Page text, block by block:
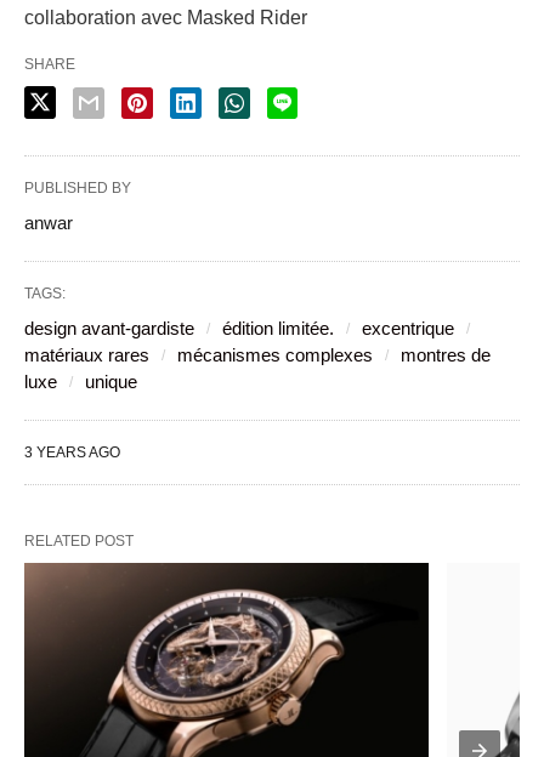
collaboration avec Masked Rider
SHARE
PUBLISHED BY
anwar
TAGS:
design avant-gardiste édition limitée.
excentrique
matériaux rares
mécanismes complexes
montres de
luxe
unique
3 YEARS AGO
RELATED POST